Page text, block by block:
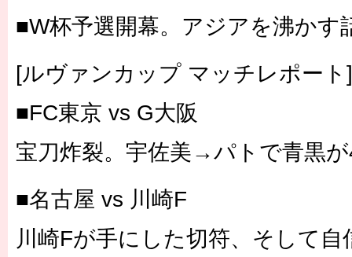
■W杯予選開幕。アジアを沸かす
[ルヴァンカップ マッチレポート]
■FC東京 vs G大阪
宝刀炸裂。宇佐美→パトで青黒
■名古屋 vs 川崎F
川崎Fが手にした切符、そして自